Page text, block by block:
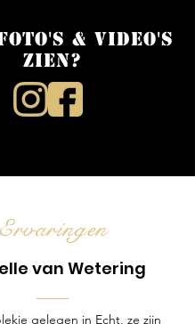
& video's
zien?
Ervaringen
van Wetering
gelegen in Echt, ze zijn